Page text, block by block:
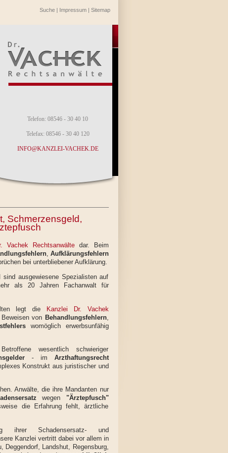
Suche| Impressum| Sitemap
Telefon: 08546 - 30 40 10
Telefax: 08546 - 30 40 120
INFO@KANZLEI-VACHEK.DE
Schmerzensgeld,
Vachek Rechtsanwältedar. Beim
, Aufklärungsfehlern
bei unterbliebener Aufklärung.
ausgewiesene Spezialisten auf
als 20 Jahren Fachanwalt für
legt die Kanzlei Dr. Vachek
von Behandlungsfehlern,
womöglich erwerbsunfähig
wesentlich schwieriger
- im Arzthaftungsrecht
Konstrukt aus juristischer und
Anwälte, die ihre Mandanten nur
wegen "Ärztepfusch"
die Erfahrung fehlt, ärztliche
ihrer Schadensersatz- und
Kanzlei vertritt dabei vor allem in
Landshut, Regensburg,